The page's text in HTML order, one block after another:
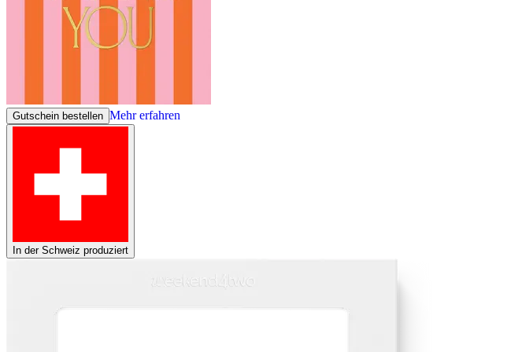
Gutschein bestellen Mehr erfahren
In der Schweiz produziert